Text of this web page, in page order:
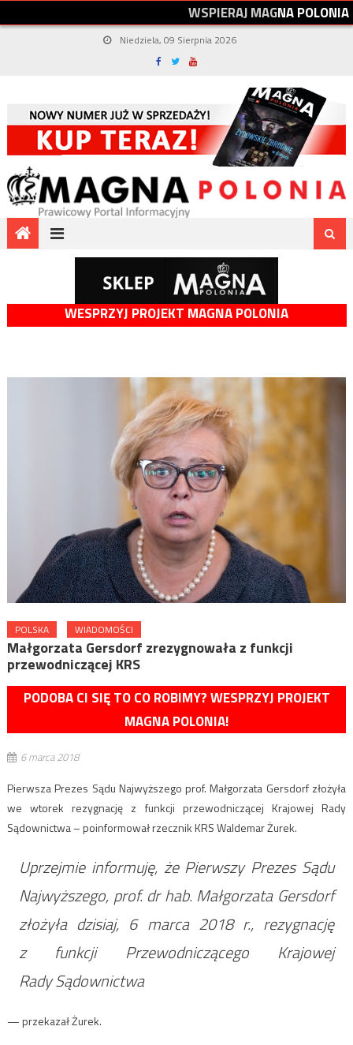
WSPIERAJMAGNAPOLONIA
Niedziela, 09 Sierpnia 2026
WESPRZYJ PROJEKT MAGNA POLONIA
POLSKA WIADOMOŚCI
Małgorzata Gersdorf zrezygnowała z funkcji
przewodniczącej KRS
PODOBA CI SIĘ TO CO ROBIMY? WESPRZYJ PROJEKT
MAGNA POLONIA!
6 marca 2018
Pierwsza Prezes Sądu Najwyższego prof. Małgorzata Gersdorf złożyła
we wtorek rezygnację z funkcji przewodniczącej Krajowej Rady
Sądownictwa – poinformował rzecznikKRSWaldemar Żurek.
Uprzejmie informuję, że Pierwszy Prezes Sądu
Najwyższego, prof. dr hab. Małgorzata Gersdorf
złożyła dzisiaj, 6 marca 2018 r., rezygnację
z funkcji Przewodniczącego Krajowej
Rady Sądownictwa
— przekazał Żurek.